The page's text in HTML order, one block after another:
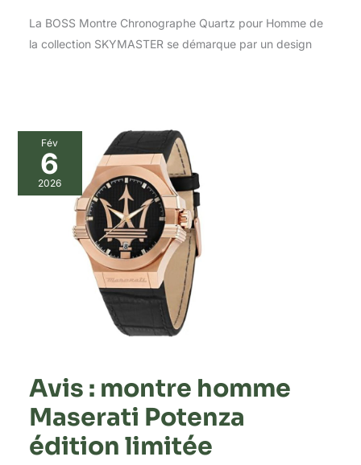
La BOSS Montre Chronographe Quartz pour Homme de
la collection SKYMASTER se démarque par un design
Fév
6
2026
Avis : montre homme
Maserati Potenza
édition limitée